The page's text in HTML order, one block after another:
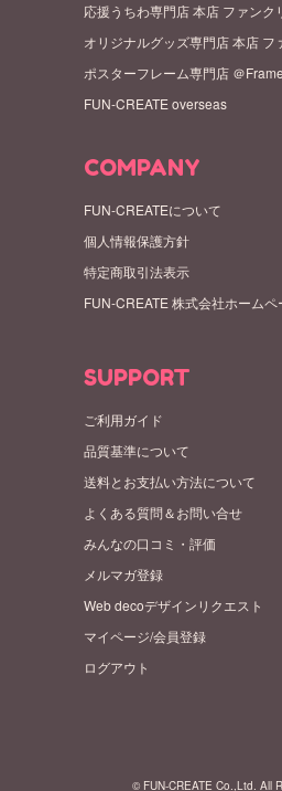
応援うちわ専門店 本店 ファンク
オリジナルグッズ専門店 本店 フ
ポスターフレーム専門店 ＠Frame
FUN-CREATE overseas
COMPANY
FUN-CREATEについて
個人情報保護方針
特定商取引法表示
FUN-CREATE 株式会社ホームペ
SUPPORT
ご利用ガイド
品質基準について
送料とお支払い方法について
よくある質問＆お問い合せ
みんなの口コミ・評価
メルマガ登録
Web decoデザインリクエスト
マイページ/会員登録
ログアウト
© FUN-CREATE Co.,Ltd. All